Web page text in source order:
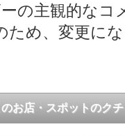
の主観的なコ
ため、変更に
のお店・スポットのク